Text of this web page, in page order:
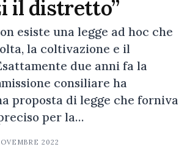
il distretto”
esiste una legge ad hoc che
la coltivazione e il
due anni fa la
consiliare ha
proposta di legge che forniva
per la…
2022